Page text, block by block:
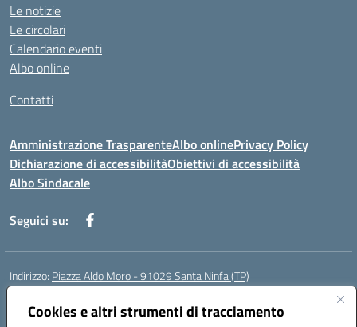
Cookies e altri strumenti di tracciamento
Le notizie
Le circolari
Calendario eventi
Albo online
Contatti
Amministrazione TrasparenteAlbo onlinePrivacy Policy
Dichiarazione di accessibilitàObiettivi di accessibilità
Albo Sindacale
Seguici su:
Indirizzo: Piazza Aldo Moro - 91029 Santa Ninfa (TP)
Centralino:
Posta elettronica certificata (PEC):tpic807004@pec.istruzione.it